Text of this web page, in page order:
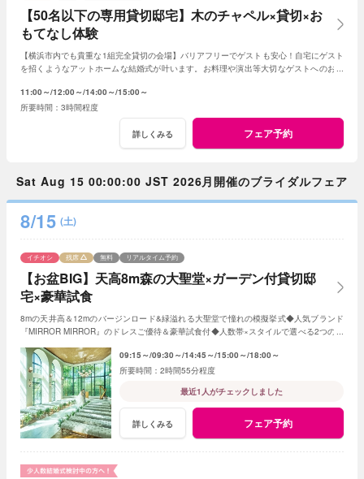
【50名以下の専用貸切邸宅】木のチャペル×貸切×お
もてなし体験
【横浜市内でも貴重な1組完全貸切の会場】バリアフリーでゲストも安心！自宅にゲスト
を招くようなアットホームな結婚式が叶います。お料理や演出等大切なゲストへのおも
11:00～ 12:00～ 14:00～ 15:00～
3時間程度
詳しくみる フェア予約
Sat Aug 15 00:00:00 JST 2026月開催のブライダルフェア
8/15 (土)
【お盆BIG】天高8m森の大聖堂×ガーデン付貸切邸
宅×豪華試食
イチオシ 残席 無料 リアルタイム予約
8mの天井高＆12mのバージンロード&緑溢れる大聖堂で憧れの模擬挙式◆人気ブランド
『MIRROR MIRROR』のドレスご優待＆豪華試食付◆人数帯×スタイルで選べる2つの貸
09:15～ 09:30～ 14:45～ 15:00～ 18:00～
2時間55分程度
最近1人がチェックしました
詳しくみる フェア予約